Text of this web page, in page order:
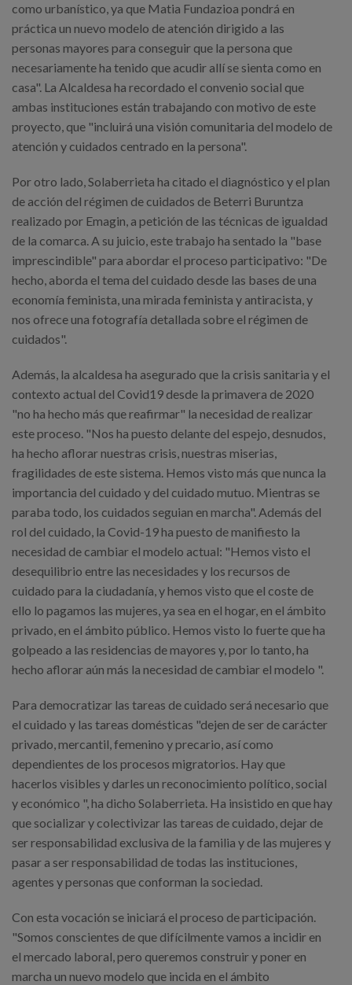
como urbanístico, ya que Matia Fundazioa pondrá en
práctica un nuevo modelo de atención dirigido a las
personas mayores para conseguir que la persona que
necesariamente ha tenido que acudir allí se sienta como en
casa". La Alcaldesa ha recordado el convenio social que
ambas instituciones están trabajando con motivo de este
proyecto, que "incluirá una visión comunitaria del modelo de
atención y cuidados centrado en la persona".
Por otro lado, Solaberrieta ha citado el diagnóstico y el plan
de acción del régimen de cuidados de Beterri Buruntza
realizado por Emagin, a petición de las técnicas de igualdad
de la comarca. A su juicio, este trabajo ha sentado la "base
imprescindible" para abordar el proceso participativo: "De
hecho, aborda el tema del cuidado desde las bases de una
economía feminista, una mirada feminista y antiracista, y
nos ofrece una fotografía detallada sobre el régimen de
cuidados".
Además, la alcaldesa ha asegurado que la crisis sanitaria y el
contexto actual del Covid19 desde la primavera de 2020
"no ha hecho más que reafirmar" la necesidad de realizar
este proceso. "Nos ha puesto delante del espejo, desnudos,
ha hecho aflorar nuestras crisis, nuestras miserias,
fragilidades de este sistema. Hemos visto más que nunca la
importancia del cuidado y del cuidado mutuo. Mientras se
paraba todo, los cuidados seguian en marcha". Además del
rol del cuidado, la Covid-19 ha puesto de manifiesto la
necesidad de cambiar el modelo actual: "Hemos visto el
desequilibrio entre las necesidades y los recursos de
cuidado para la ciudadanía, y hemos visto que el coste de
ello lo pagamos las mujeres, ya sea en el hogar, en el ámbito
privado, en el ámbito público. Hemos visto lo fuerte que ha
golpeado a las residencias de mayores y, por lo tanto, ha
hecho aflorar aún más la necesidad de cambiar el modelo ".
Para democratizar las tareas de cuidado será necesario que
el cuidado y las tareas domésticas "dejen de ser de carácter
privado, mercantil, femenino y precario, así como
dependientes de los procesos migratorios. Hay que
hacerlos visibles y darles un reconocimiento político, social
y económico ", ha dicho Solaberrieta. Ha insistido en que hay
que socializar y colectivizar las tareas de cuidado, dejar de
ser responsabilidad exclusiva de la familia y de las mujeres y
pasar a ser responsabilidad de todas las instituciones,
agentes y personas que conforman la sociedad.
Con esta vocación se iniciará el proceso de participación.
"Somos conscientes de que difícilmente vamos a incidir en
el mercado laboral, pero queremos construir y poner en
marcha un nuevo modelo que incida en el ámbito